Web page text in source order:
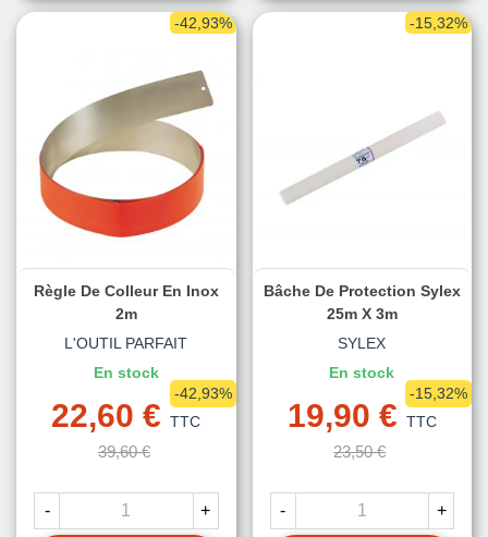
-42,93%
Règle De Colleur En Inox
2m
L'OUTIL PARFAIT
En stock
22,60 € TTC
39,60 €
-42,93%
- +
-15,32%
Bâche De Protection Sylex
25m X 3m
SYLEX
En stock
19,90 € TTC
23,50 €
-15,32%
- +